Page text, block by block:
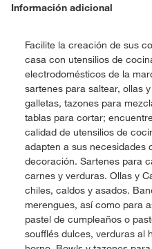
Información adicional
Facilite la creación de sus
casa con utensilios de
electrodomésticos de la
sartenes para saltear, ollas
galletas, tazones para
tablas para cortar;
calidad de utensilios de
adapten a sus necesidades
decoración. Sartenes para
carnes y verduras. Ollas y
chiles, caldos y asados.
merengues, así como para
pastel de cumpleaños o
soufflés dulces, verduras al